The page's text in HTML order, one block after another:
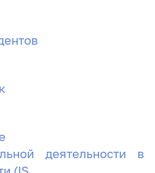
деятельности в